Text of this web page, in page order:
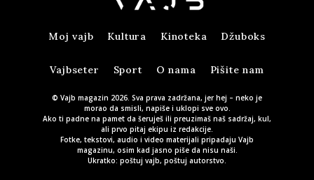
Moj vajb Kultura Kinoteka Džuboks
Vajbseter Sport O nama Pišite nam
© Vajb magazin 2026. Sva prava zadržana, jer hej – neko je
morao da smisli, napiše i uklopi sve ovo.
Ako ti padne na pamet da šeruješ ili preuzimaš naš sadržaj, kul,
ali prvo pitaj ekipu iz redakcije.
Fotke, tekstovi, audio i video materijali pripadaju Vajb
magazinu, osim kad jasno piše da nisu naši.
Ukratko: poštuj vajb, poštuj autorstvo.